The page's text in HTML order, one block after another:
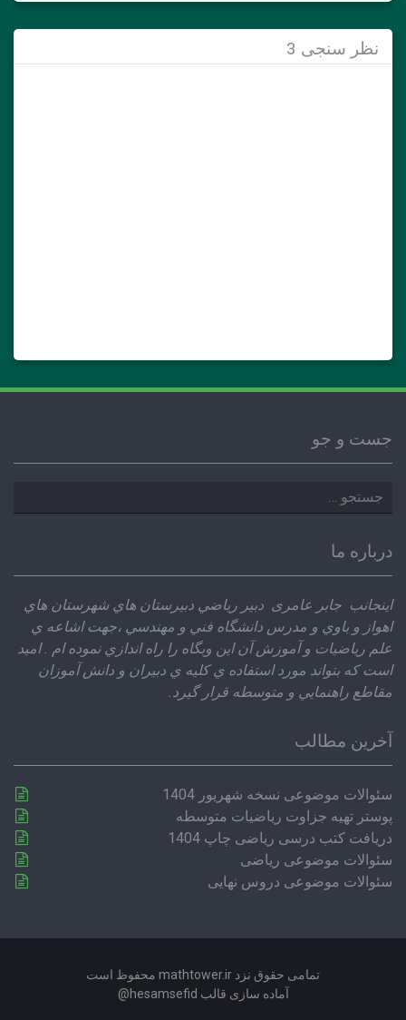
نظر سنجی 3
جست و جو
جستجو
برای:
درباره ما
اينجانب جابر عامری دبير رياضي دبيرستان هاي شهرستان هاي
اهواز و باوي و مدرس دانشگاه فني و مهندسي ،‌جهت اشاعه ي
علم رياضيات و آموزش آن اين وبگاه را راه اندازي نموده ام . اميد
است كه بتواند مورد استفاده ي كليه ي دبيران و دانش آموزان
مقاطع راهنمايي و متوسطه قرار گيرد.
آخرین مطالب
سئوالات موضوعی نسخه شهریور 1404
پوستر تهیه جزاوت ریاضیات متوسطه
دریافت کتب درسی ریاضی چاپ 1404
سئوالات موضوعی ریاضی
سئوالات موضوعی دروس نهایی
تمامی حقوق نزد mathtower.ir محفوظ است
آماده سازی قالب hesamsefid@